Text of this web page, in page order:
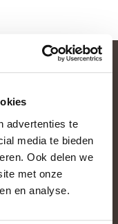
advertenties te
media te bieden
Ook delen we
met onze
en analyse.